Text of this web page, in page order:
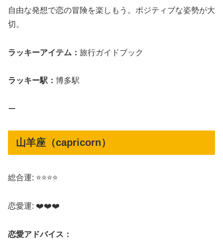
自由な発想で恋の冒険を楽しもう。ポジティブな姿勢が大
切。
ラッキーアイテム： 旅行ガイドブック
ラッキー駅： 博多駅
ー
山羊座（capricorn）
総合運: ⭐⭐⭐⭐
恋愛運: ❤️❤️❤️
恋愛アドバイス：